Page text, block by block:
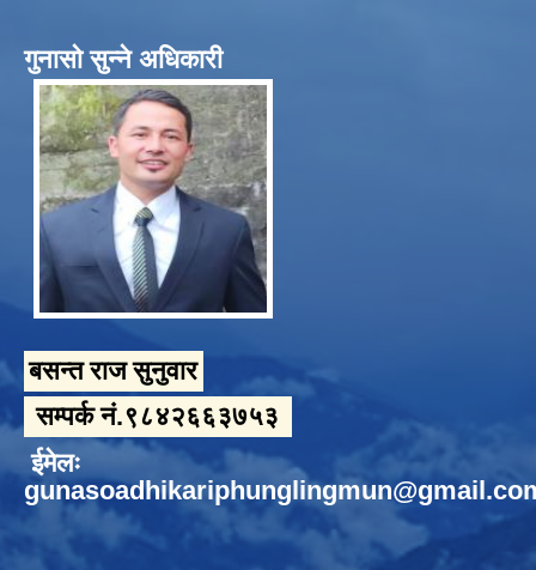
गुनासो सुन्ने अधिकारी
बसन्त राज सुनुवार
सम्पर्क नं.९८४२६६३७५३
ईमेलः